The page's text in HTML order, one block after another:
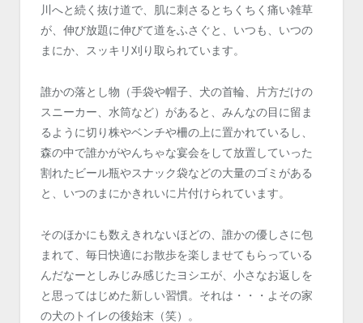
川へと続く抜け道で、肌に刺さるとちくちく痛い雑草
が、伸び放題に伸びて道をふさぐと、いつも、いつの
まにか、スッキリ刈り取られています。
誰かの落とし物（手袋や帽子、犬の首輪、片方だけの
スニーカー、水筒など）があると、みんなの目に留ま
るように切り株やベンチや柵の上に置かれているし、
森の中で誰かがやんちゃな宴会をして放置していった
割れたビール瓶やスナック袋などの大量のゴミがある
と、いつのまにかきれいに片付けられています。
そのほかにも数えきれないほどの、誰かの優しさに包
まれて、毎日快適にお散歩を楽しませてもらっている
んだなーとしみじみ感じたヨシエが、小さなお返しを
と思ってはじめた新しい習慣。それは・・・よその家
の犬のトイレの後始末（笑）。